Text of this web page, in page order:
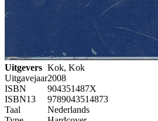
Uitgevers Kok, Kok
Uitgavejaar2008
ISBN
904351487X
ISBN13
9789043514873
Taal
Nederlands